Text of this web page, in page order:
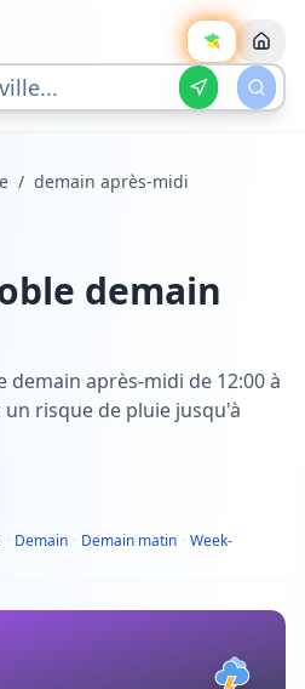
/ demain après-midi
demain
après-midi de 12:00 à
un risque de pluie jusqu'à
· Demain · Demain matin · Week-